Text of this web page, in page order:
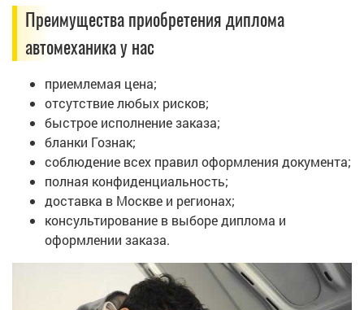
Преимущества приобретения диплома
автомеханика у нас
приемлемая цена;
отсутствие любых рисков;
быстрое исполнение заказа;
бланки Гознак;
соблюдение всех правил оформления документа;
полная конфиденциальность;
доставка в Москве и регионах;
консультирование в выборе диплома и
оформлении заказа.